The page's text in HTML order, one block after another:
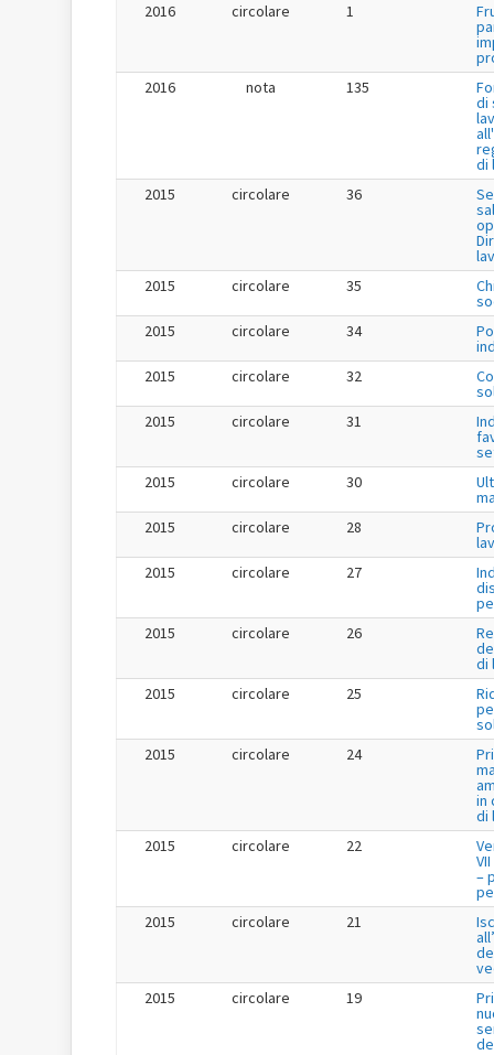
2016
circolare 1
2016
nota 135
di
di
2015
circolare 36
2015
circolare 35
2015
circolare 34
2015
circolare 32
2015
circolare 31
2015
circolare 30
2015
circolare 28
2015
circolare 27
2015
circolare 26
di
2015
circolare 25
2015
circolare 24
in
di
2015
circolare 22
–
2015
circolare 21
2015
circolare 19